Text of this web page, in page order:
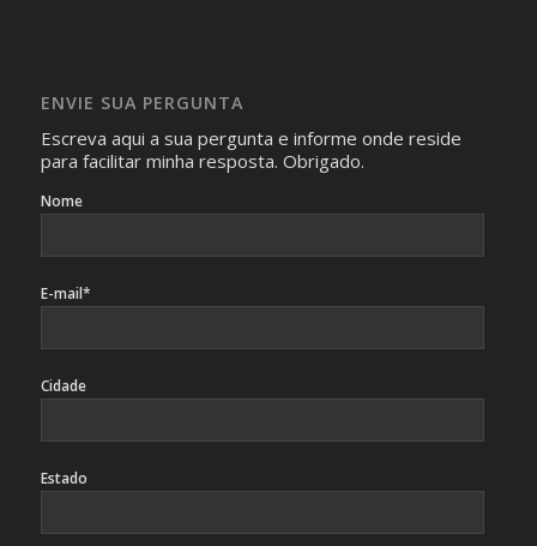
identificação da pessoa fotografada.
ENVIE SUA PERGUNTA
Escreva aqui a sua pergunta e informe onde reside
para facilitar minha resposta. Obrigado.
Nome
E-mail*
Cidade
Estado